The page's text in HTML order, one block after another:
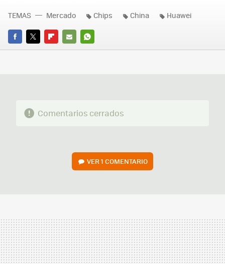
FACEBOOK
TWITTERFLIPBOARD
E-
WHATSAPP
TEMAS Mercado Chips China Huawei
Comentarios cerrados
VER1 COMENTARIO